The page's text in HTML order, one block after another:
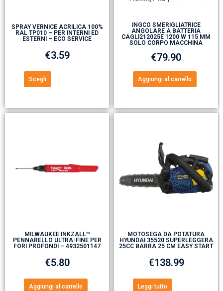
SPRAY VERNICE ACRILICA 100%
RAL TP010 – PER INTERNI ED
ESTERNI – ECO SERVICE
€3.59
Scegli
INGCO SMERIGLIATRICE
ANGOLARE A BATTERIA
CAGLI212025E 1200 W 115 MM
SOLO CORPO MACCHINA
€79.90
Aggiungi al carrello
MILWAUKEE INKZALL™
PENNARELLO ULTRA-FINE PER
FORI PROFONDI – 4932501147
€5.80
Aggiungi al carrello
MOTOSEGA DA POTATURA
HYUNDAI 35520 SUPERLEGGERA
25CC BARRA 25 CM EASY START
€138.99
Leggi tutto